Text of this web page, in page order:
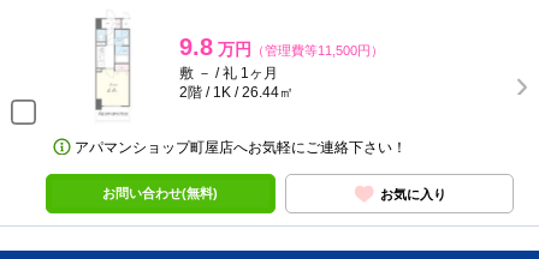
9.8 万円 （管理費等11,500円）
敷 － / 礼 1ヶ月
2階 / 1K / 26.44㎡
アパマンショップ町屋店へお気軽にご連絡下さい！
お問い合わせ(無料) お気に入り